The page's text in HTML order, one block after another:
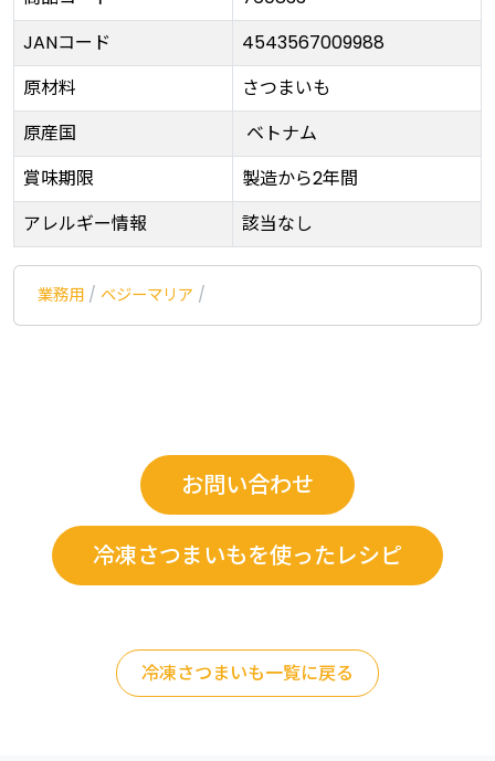
JANコード
4543567009988
原材料
さつまいも
原産国
ベトナム
賞味期限
製造から2年間
アレルギー情報
該当なし
業務用 / ベジーマリア /
お問い合わせ
冷凍さつまいもを使ったレシピ
冷凍さつまいも一覧に戻る